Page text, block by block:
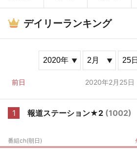
デイリーランキング
前日 2020年2月25日
1 報道ステーション★2 (1002)
番組ch(朝日)